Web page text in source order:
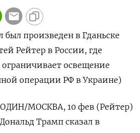
произведен в Гданьске
Рейтер в России, где
ограничивает освещение
операции РФ в Украине)
МОСКВА, 10 фев (Рейтер)
Трамп сказал в